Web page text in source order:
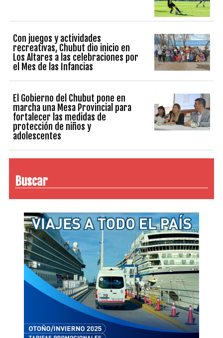
Con juegos y actividades
recreativas, Chubut dio inicio en
Los Altares a las celebraciones por
el Mes de las Infancias
El Gobierno del Chubut pone en
marcha una Mesa Provincial para
fortalecer las medidas de
protección de niños y
adolescentes
Buscar